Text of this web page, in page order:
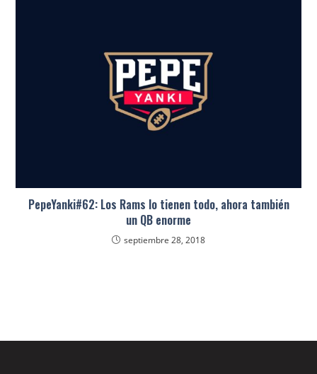
PepeYanki#62: Los Rams lo tienen todo, ahora también
un QB enorme
septiembre 28, 2018